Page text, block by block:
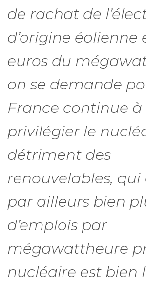
de rachat de
d’origine éolienne
euros du
on se demande
France continue à
privilégier le
détriment des
renouvelables, qui
par ailleurs bien
d’emplois par
mégawattheure
nucléaire est bien